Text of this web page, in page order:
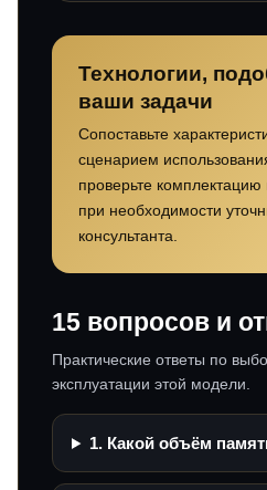
Технологии,
ваши задачи
Сопоставьте
сценарием
проверьте
при необходимости
консультанта.
15 вопросов и
Практические ответы по
эксплуатации этой модели.
1. Какой объём